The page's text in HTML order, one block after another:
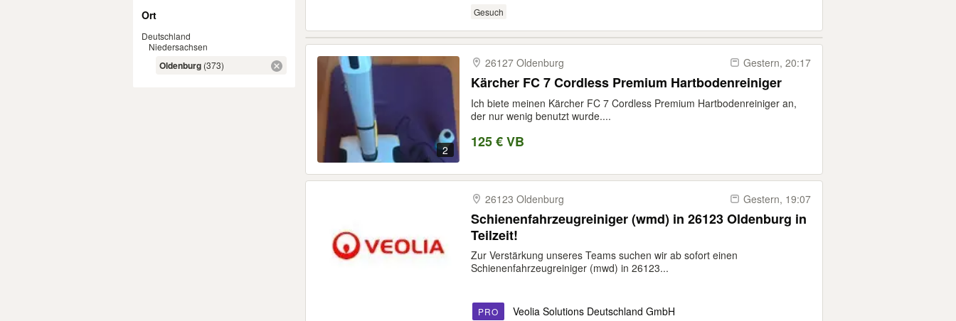
Ort
Deutschland
Niedersachsen
Oldenburg (373)
Gesuch
2
26127 Oldenburg Gestern, 20:17
Kärcher FC 7 Cordless Premium Hartbodenreiniger
Ich biete meinen Kärcher FC 7 Cordless Premium Hartbodenreiniger an,
der nur wenig benutzt wurde....
125 € VB
26123 Oldenburg Gestern, 19:07
Schienenfahrzeugreiniger (wmd) in 26123 Oldenburg in
Teilzeit!
Zur Verstärkung unseres Teams suchen wir ab sofort einen
Schienenfahrzeugreiniger (mwd) in 26123...
PRO Veolia Solutions Deutschland GmbH